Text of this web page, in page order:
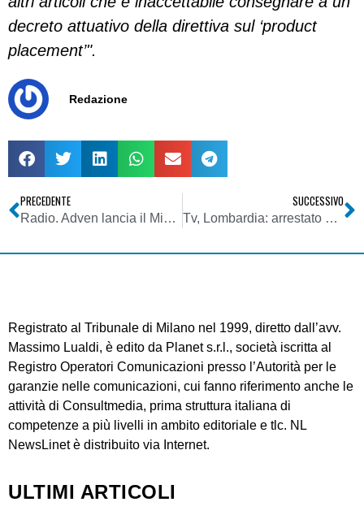
decreto attuativo della direttiva sul ‘product
placement’".
Redazione
PRECEDENTE
Radio. Adven lancia il Microwave Splitter 2300 – 2500 Mhz 6 vie
SUCCESSIVO
Tv, Lombardia: arrestato Lagostena, patron di Odeon Tv e Telereporter insieme a Prosperini (Pdl). Le ipotesi di reato: turbativa d’asta e corruzione
Registrato al Tribunale di Milano nel 1999, diretto dall’avv.
Massimo Lualdi, è edito da Planet s.r.l., società iscritta al
Registro Operatori Comunicazioni presso l’Autorità per le
garanzie nelle comunicazioni, cui fanno riferimento anche le
attività di Consultmedia, prima struttura italiana di
competenze a più livelli in ambito editoriale e tlc. NL
NewsLinet è distribuito via Internet.
ULTIMI ARTICOLI